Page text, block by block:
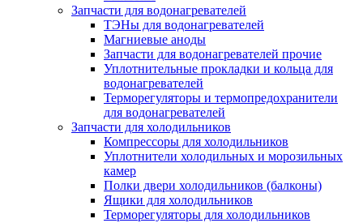
Запчасти для водонагревателей
ТЭНы для водонагревателей
Магниевые аноды
Запчасти для водонагревателей прочие
Уплотнительные прокладки и кольца для
водонагревателей
Терморегуляторы и термопредохранители
для водонагревателей
Запчасти для холодильников
Компрессоры для холодильников
Уплотнители холодильных и морозильных
камер
Полки двери холодильников (балконы)
Ящики для холодильников
Терморегуляторы для холодильников